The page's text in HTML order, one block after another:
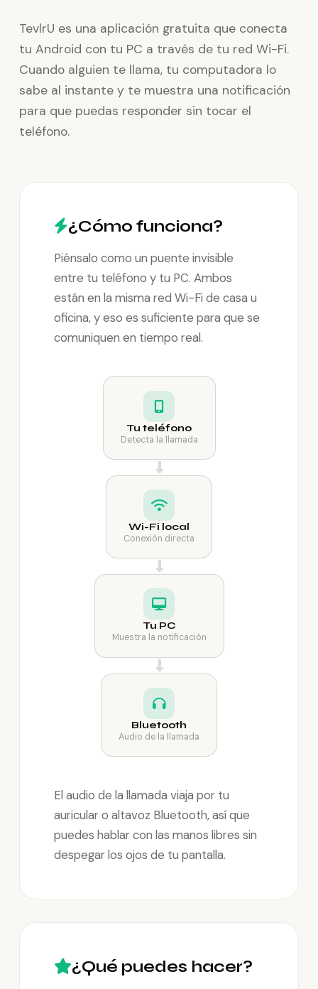
TevlrU es una aplicación gratuita que conecta
tu Android con tu PC a través de tu red Wi-Fi.
Cuando alguien te llama, tu computadora lo
sabe al instante y te muestra una notificación
para que puedas responder sin tocar el
teléfono.
¿Cómo funciona?
Piénsalo como un puente invisible
entre tu teléfono y tu PC. Ambos
están en la misma red Wi-Fi de casa u
oficina, y eso es suficiente para que se
comuniquen en tiempo real.
Tu teléfono
Detecta la llamada
Wi-Fi local
Conexión directa
Tu PC
Muestra la notificación
Bluetooth
Audio de la llamada
El audio de la llamada viaja por tu
auricular o altavoz Bluetooth, así que
puedes hablar con las manos libres sin
despegar los ojos de tu pantalla.
¿Qué puedes hacer?